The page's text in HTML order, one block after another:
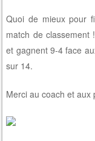
Quoi de mieux pour
match de classement
et gagnent 9-4 face
sur 14.
Merci au coach et aux